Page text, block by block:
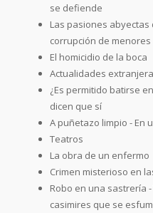
se defiende
Las pasiones
corrupción de menores
El homicidio de la boca
Actualidades
¿Es permitido batirse
dicen que sí
A puñetazo limpio - En
Teatros
La obra de un enfermo
Crimen misterioso en
Robo en una sastrería
casimires que se